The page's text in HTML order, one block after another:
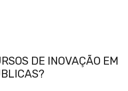
DE INOVAÇÃO EM